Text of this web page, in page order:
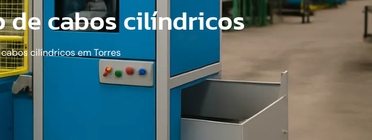
de cabos cilíndricos
cilíndricos em Torres